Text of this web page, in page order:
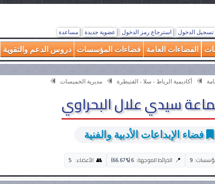
تسجيل الدخول استرجاع رمز الدخول عضوية جديدة مساعدة
الفضاءات العامة فضاءات المؤسسات دروس الدعم والتقوية
أكاديمية الرباط - سلا - القنيطرة مديرية الخميسات
سيدي علال البحراوي
فضاء الإبداعات الأدبية والفنية
9
📍 الخرائط الموجهة: 6 (66.67%)
👥 الأعضاء: 5